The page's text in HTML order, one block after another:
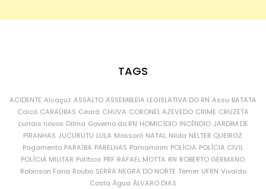
TAGS
ACIDENTE Alcaçuz ASSALTO ASSEMBLEIA LEGISLATIVA DO RN Assu BATATA
Caicó CARAÚBAS Ceará CHUVA CORONEL AZEVEDO CRIME CRUZETA
currais novos Dilma Governo do RN HOMICÍDIO INCÊNDIO JARDIM DE
PIRANHAS JUCURUTU LULA Mossoró NATAL Nilda NÉLTER QUEIROZ
Pagamento PARAÍBA PARELHAS Parnamirim POLÍCIA POLÍCIA CIVIL
POLÍCIA MILITAR Política PRF RAFAEL MOTTA RN ROBERTO GERMANO
Robinson Faria Roubo SERRA NEGRA DO NORTE Temer UFRN Vivaldo
Costa Água ÁLVARO DIAS